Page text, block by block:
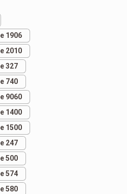
1906
2010
327
740
9060
1400
1500
247
500
574
580